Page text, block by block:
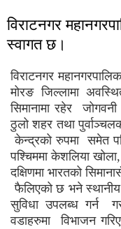
विराटनगर
स्वागत छ।
विराटनगर
मोरङ जिल्लामा
सिमानामा रहेर
ठुलो शहर तथा
केन्द्रको रुपमा समेत
पश्चिममा केशलिया
दक्षिणमा भारतको
फैलिएको छ भने
सुविधा उपलब्ध गर्न
वडाहरुमा विभाजन